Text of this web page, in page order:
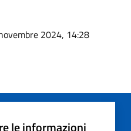
2024, 14:28
le informazioni